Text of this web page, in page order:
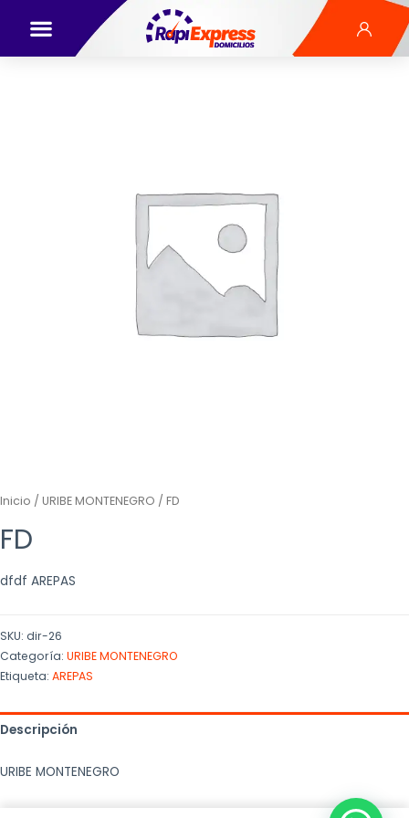
Inicio / URIBE MONTENEGRO / FD
FD
dfdf AREPAS
SKU: dir-26
Categoría: URIBE MONTENEGRO
Etiqueta: AREPAS
Descripción
URIBE MONTENEGRO